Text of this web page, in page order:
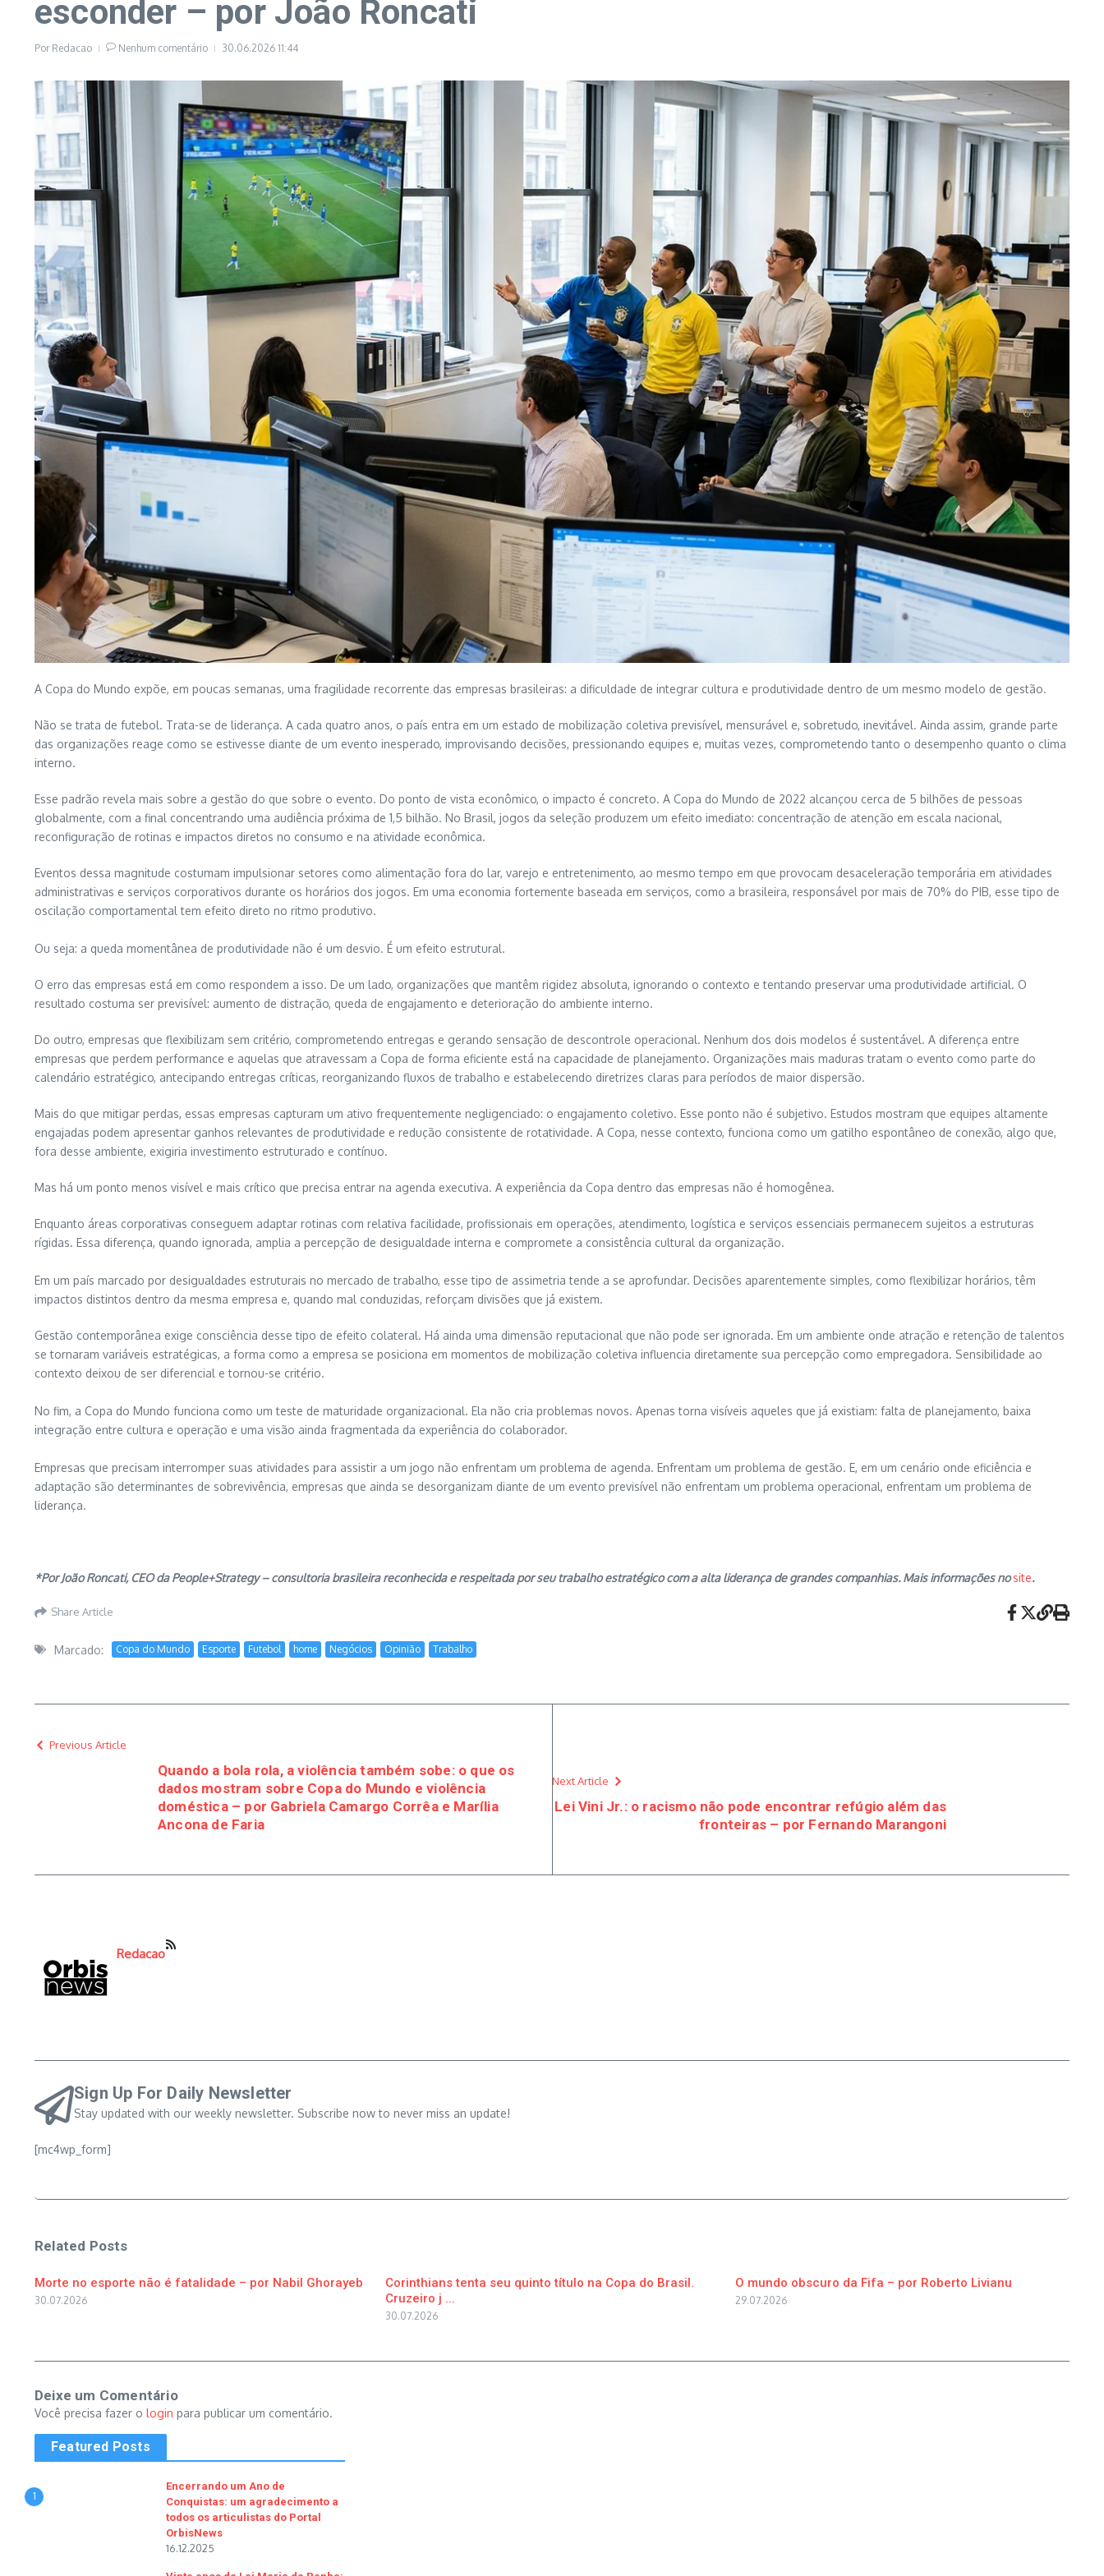
esconder – por João Roncati
Por Redacao Nenhum comentário 30.06.2026 11:44
A Copa do Mundo expõe, em poucas semanas, uma fragilidade recorrente das empresas brasileiras: a dificuldade de integrar cultura e produtividade dentro de um mesmo modelo de gestão.
Não se trata de futebol. Trata-se de liderança. A cada quatro anos, o país entra em um estado de mobilização coletiva previsível, mensurável e, sobretudo, inevitável. Ainda assim, grande parte
das organizações reage como se estivesse diante de um evento inesperado, improvisando decisões, pressionando equipes e, muitas vezes, comprometendo tanto o desempenho quanto o clima
interno.
Esse padrão revela mais sobre a gestão do que sobre o evento. Do ponto de vista econômico, o impacto é concreto. A Copa do Mundo de 2022 alcançou cerca de 5 bilhões de pessoas
globalmente, com a final concentrando uma audiência próxima de 1,5 bilhão. No Brasil, jogos da seleção produzem um efeito imediato: concentração de atenção em escala nacional,
reconfiguração de rotinas e impactos diretos no consumo e na atividade econômica.
Eventos dessa magnitude costumam impulsionar setores como alimentação fora do lar, varejo e entretenimento, ao mesmo tempo em que provocam desaceleração temporária em atividades
administrativas e serviços corporativos durante os horários dos jogos. Em uma economia fortemente baseada em serviços, como a brasileira, responsável por mais de 70% do PIB, esse tipo de
oscilação comportamental tem efeito direto no ritmo produtivo.
Ou seja: a queda momentânea de produtividade não é um desvio. É um efeito estrutural.
O erro das empresas está em como respondem a isso. De um lado, organizações que mantêm rigidez absoluta, ignorando o contexto e tentando preservar uma produtividade artificial. O
resultado costuma ser previsível: aumento de distração, queda de engajamento e deterioração do ambiente interno.
Do outro, empresas que flexibilizam sem critério, comprometendo entregas e gerando sensação de descontrole operacional. Nenhum dos dois modelos é sustentável. A diferença entre
empresas que perdem performance e aquelas que atravessam a Copa de forma eficiente está na capacidade de planejamento. Organizações mais maduras tratam o evento como parte do
calendário estratégico, antecipando entregas críticas, reorganizando fluxos de trabalho e estabelecendo diretrizes claras para períodos de maior dispersão.
Mais do que mitigar perdas, essas empresas capturam um ativo frequentemente negligenciado: o engajamento coletivo. Esse ponto não é subjetivo. Estudos mostram que equipes altamente
engajadas podem apresentar ganhos relevantes de produtividade e redução consistente de rotatividade. A Copa, nesse contexto, funciona como um gatilho espontâneo de conexão, algo que,
fora desse ambiente, exigiria investimento estruturado e contínuo.
Mas há um ponto menos visível e mais crítico que precisa entrar na agenda executiva. A experiência da Copa dentro das empresas não é homogênea.
Enquanto áreas corporativas conseguem adaptar rotinas com relativa facilidade, profissionais em operações, atendimento, logística e serviços essenciais permanecem sujeitos a estruturas
rígidas. Essa diferença, quando ignorada, amplia a percepção de desigualdade interna e compromete a consistência cultural da organização.
Em um país marcado por desigualdades estruturais no mercado de trabalho, esse tipo de assimetria tende a se aprofundar. Decisões aparentemente simples, como flexibilizar horários, têm
impactos distintos dentro da mesma empresa e, quando mal conduzidas, reforçam divisões que já existem.
Gestão contemporânea exige consciência desse tipo de efeito colateral. Há ainda uma dimensão reputacional que não pode ser ignorada. Em um ambiente onde atração e retenção de talentos
se tornaram variáveis estratégicas, a forma como a empresa se posiciona em momentos de mobilização coletiva influencia diretamente sua percepção como empregadora. Sensibilidade ao
contexto deixou de ser diferencial e tornou-se critério.
No fim, a Copa do Mundo funciona como um teste de maturidade organizacional. Ela não cria problemas novos. Apenas torna visíveis aqueles que já existiam: falta de planejamento, baixa
integração entre cultura e operação e uma visão ainda fragmentada da experiência do colaborador.
Empresas que precisam interromper suas atividades para assistir a um jogo não enfrentam um problema de agenda. Enfrentam um problema de gestão. E, em um cenário onde eficiência e
adaptação são determinantes de sobrevivência, empresas que ainda se desorganizam diante de um evento previsível não enfrentam um problema operacional, enfrentam um problema de
liderança.
*Por João Roncati, CEO da People+Strategy – consultoria brasileira reconhecida e respeitada por seu trabalho estratégico com a alta liderança de grandes companhias. Mais informações nosite.
Share Article
Marcado: Copa do Mundo Esporte Futebol home Negócios Opinião Trabalho
Previous Article
Quando a bola rola, a violência também sobe: o que os
dados mostram sobre Copa do Mundo e violência
doméstica – por Gabriela Camargo Corrêa e Marília
Ancona de Faria
Next Article
Lei Vini Jr.: o racismo não pode encontrar refúgio além das
fronteiras – por Fernando Marangoni
Redacao
Sign Up For Daily Newsletter
Stay updated with our weekly newsletter. Subscribe now to never miss an update!
[mc4wp_form]
Related Posts
Morte no esporte não é fatalidade – por Nabil Ghorayeb
30.07.2026
Corinthians tenta seu quinto título na Copa do Brasil.
Cruzeiro j ...
30.07.2026
O mundo obscuro da Fifa – por Roberto Livianu
29.07.2026
Deixe um Comentário
Você precisa fazer o login para publicar um comentário.
Featured Posts
1
Encerrando um Ano de
Conquistas: um agradecimento a
todos os articulistas do Portal
OrbisNews
16.12.2025